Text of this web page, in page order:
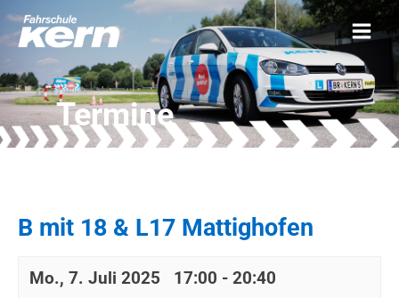
Termine
B mit 18 & L17 Mattighofen
Mo., 7. Juli 2025 17:00 - 20:40